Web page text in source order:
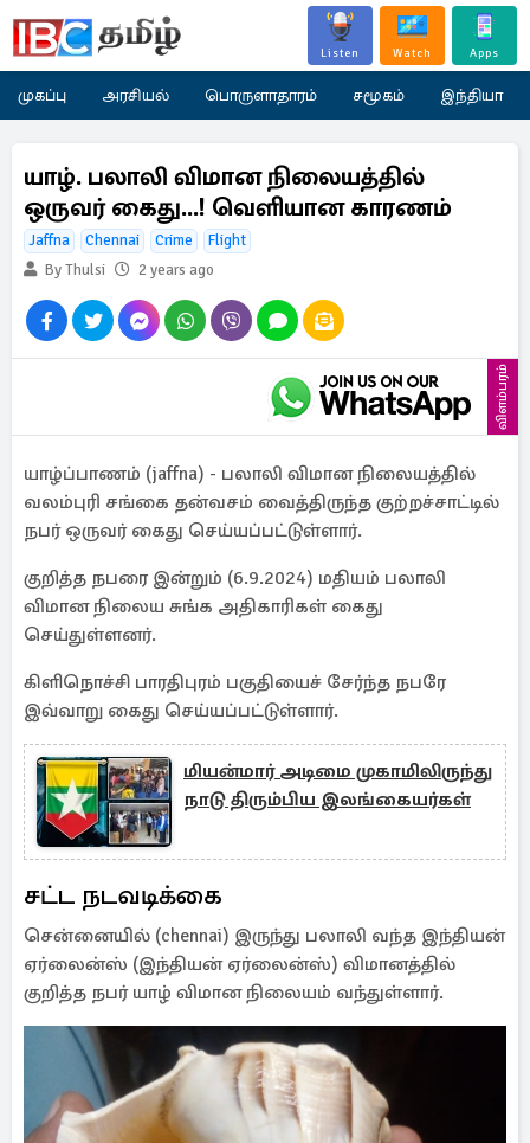
Listen Watch Apps
முகப்பு அரசியல் பொருளாதாரம் சமூகம் இந்தியா
யாழ். பலாலி விமான நிலையத்தில்
ஒருவர் கைது...! வெளியான காரணம்
Jaffna Chennai Crime
Flight
By Thulsi
2 years ago
விளம்பரம்
யாழ்ப்பாணம் (jaffna) - பலாலி விமான நிலையத்தில்
வலம்புரி சங்கை தன்வசம் வைத்திருந்த குற்றச்சாட்டில்
நபர் ஒருவர் கைது செய்யப்பட்டுள்ளார்.
குறித்த நபரை இன்றும் (6.9.2024) மதியம் பலாலி
விமான நிலைய சுங்க அதிகாரிகள் கைது
செய்துள்ளனர்.
கிளிநொச்சி பாரதிபுரம் பகுதியைச் சேர்ந்த நபரே
இவ்வாறு கைது செய்யப்பட்டுள்ளார்.
மியன்மார் அடிமை முகாமிலிருந்து
நாடு திரும்பிய இலங்கையர்கள்
சட்ட நடவடிக்கை
சென்னையில் (chennai) இருந்து பலாலி வந்த இந்தியன்
ஏர்லைன்ஸ் (இந்தியன் ஏர்லைன்ஸ்) விமானத்தில்
குறித்த நபர் யாழ் விமான நிலையம் வந்துள்ளார்.